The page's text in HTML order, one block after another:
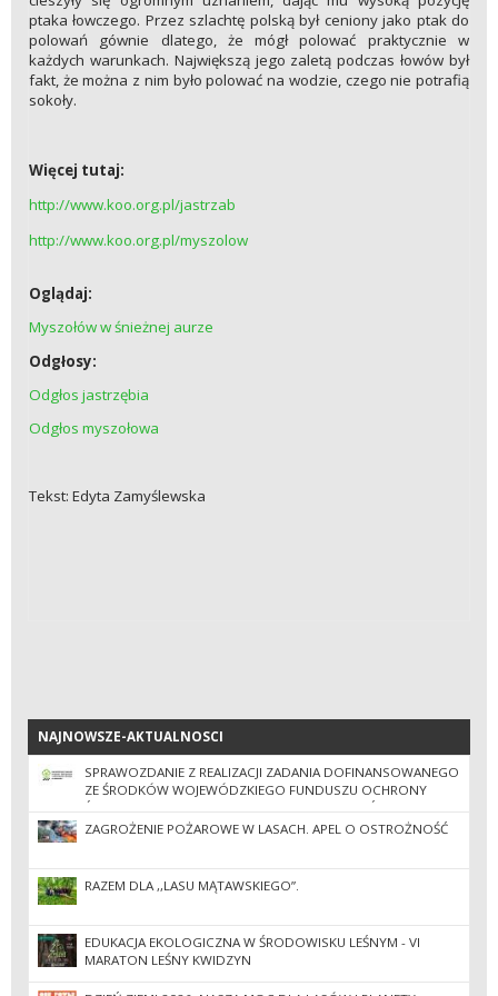
ptaka łowczego. Przez szlachtę polską był ceniony jako ptak do
polowań gównie dlatego, że mógł polować praktycznie w
każdych warunkach. Największą jego zaletą podczas łowów był
fakt, że można z nim było polować na wodzie, czego nie potrafią
sokoły.
Więcej tutaj:
http://www.koo.org.pl/jastrzab
http://www.koo.org.pl/myszolow
Oglądaj:
Myszołów w śnieżnej aurze
Odgłosy:
Odgłos jastrzębia
Odgłos myszołowa
Tekst: Edyta Zamyślewska
NAJNOWSZE-AKTUALNOSCI
NAJNOWSZE-AKTUALNOSCI
SPRAWOZDANIE Z REALIZACJI ZADANIA DOFINANSOWANEGO
ZE ŚRODKÓW WOJEWÓDZKIEGO FUNDUSZU OCHRONY
ŚRODOWISKA I GOSPODARKI WODNEJ W GDAŃSKU.
ZAGROŻENIE POŻAROWE W LASACH. APEL O OSTROŻNOŚĆ
RAZEM DLA ,,LASU MĄTAWSKIEGO”.
EDUKACJA EKOLOGICZNA W ŚRODOWISKU LEŚNYM - VI
MARATON LEŚNY KWIDZYN